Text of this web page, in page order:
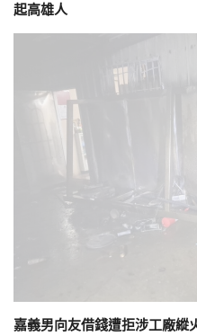
起高雄人
嘉義男向友借錢遭拒涉工廠